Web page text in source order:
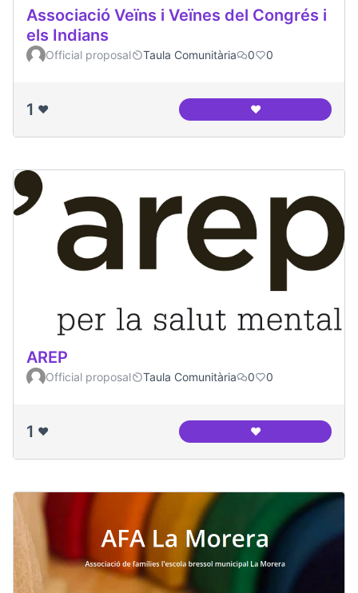
Associació Veïns i Veïnes del Congrés i
els Indians
Official proposal Taula Comunitària 0 0
1 ❤️ ❤️Associació Veïns i
AREP
Official proposal Taula Comunitària 0 0
1 ❤️ ❤️AREP